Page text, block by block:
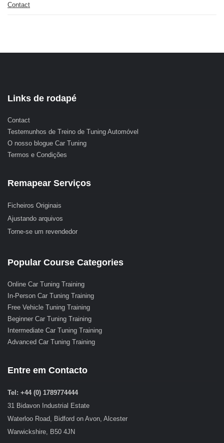
Contact
Links de rodapé
Contact
Testemunhos de Treino de Tuning Automóvel
O nosso blogue Car Tuning
Termos e Condições
Remapear Serviços
Ficheiros Originais
Ajustando arquivos
Torne-se um revendedor
Popular Course Categories
Online Car Tuning Training
In-Person Car Tuning Training
Free Vehicle Tuning Training
Beginner Car Tuning Training
Intermediate Car Tuning Training
Advanced Car Tuning Training
Entre em Contacto
Tel: +44 (0) 1789774444
31 Bidavon Industrial Estate
Waterloo Road, Bidford on Avon, Alcester
Warwickshire, B50 4JN